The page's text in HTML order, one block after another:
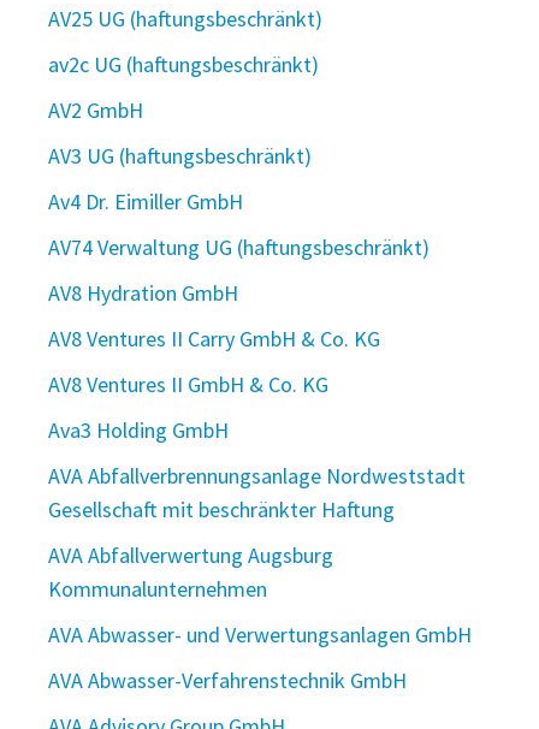
AV25 UG (haftungsbeschränkt)
av2c UG (haftungsbeschränkt)
AV2 GmbH
AV3 UG (haftungsbeschränkt)
Av4 Dr. Eimiller GmbH
AV74 Verwaltung UG (haftungsbeschränkt)
AV8 Hydration GmbH
AV8 Ventures II Carry GmbH & Co. KG
AV8 Ventures II GmbH & Co. KG
Ava3 Holding GmbH
AVA Abfallverbrennungsanlage Nordweststadt
Gesellschaft mit beschränkter Haftung
AVA Abfallverwertung Augsburg
Kommunalunternehmen
AVA Abwasser- und Verwertungsanlagen GmbH
AVA Abwasser-Verfahrenstechnik GmbH